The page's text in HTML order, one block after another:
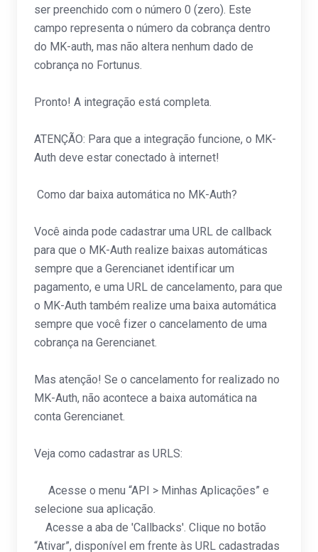
ser preenchido com o número 0 (zero). Este
campo representa o número da cobrança dentro
do MK-auth, mas não altera nenhum dado de
cobrança no Fortunus.
Pronto! A integração está completa.
ATENÇÃO: Para que a integração funcione, o MK-
Auth deve estar conectado à internet!
Como dar baixa automática no MK-Auth?
Você ainda pode cadastrar uma URL de callback
para que o MK-Auth realize baixas automáticas
sempre que a Gerencianet identificar um
pagamento, e uma URL de cancelamento, para que
o MK-Auth também realize uma baixa automática
sempre que você fizer o cancelamento de uma
cobrança na Gerencianet.
Mas atenção! Se o cancelamento for realizado no
MK-Auth, não acontece a baixa automática na
conta Gerencianet.
Veja como cadastrar as URLS:
Acesse o menu “API > Minhas Aplicações” e
selecione sua aplicação.
Acesse a aba de 'Callbacks'. Clique no botão
“Ativar”, disponível em frente às URL cadastradas